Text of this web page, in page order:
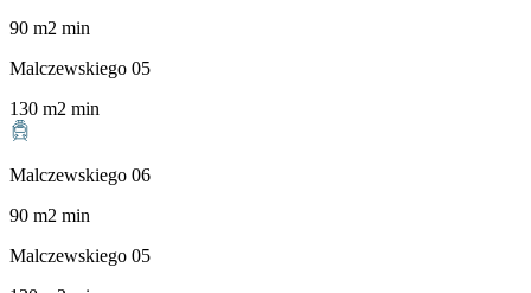
90 m2 min
Malczewskiego 05
130 m2 min
Malczewskiego 06
90 m2 min
Malczewskiego 05